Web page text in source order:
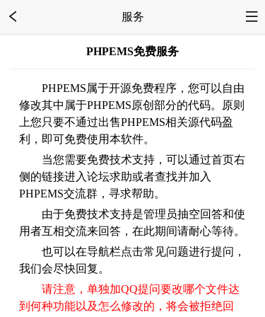
服务
PHPEMS免费服务
PHPEMS属于开源免费程序，您可以自由
修改其中属于PHPEMS原创部分的代码。原则
上您只要不通过出售PHPEMS相关源代码盈
利，即可免费使用本软件。
当您需要免费技术支持，可以通过首页右
侧的链接进入论坛求助或者查找并加入
PHPEMS交流群，寻求帮助。
由于免费技术支持是管理员抽空回答和使
用者互相交流来回答，在此期间请耐心等待。
也可以在导航栏点击常见问题进行提问，
我们会尽快回复。
请注意，单独加QQ提问要改哪个文件达
到何种功能以及怎么修改的，将会被拒绝回